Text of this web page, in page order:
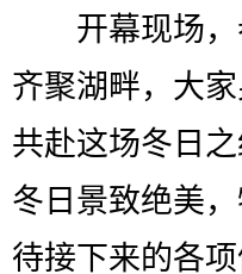
开幕现场，
齐聚湖畔，大
共赴这场冬日
冬日景致绝美
待接下来的各